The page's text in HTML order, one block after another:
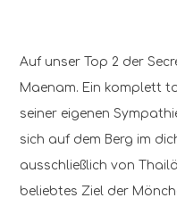
Auf unser Top 2 der
Maenam. Ein komplett
seiner eigenen
sich auf dem Berg im
ausschließlich von
beliebtes Ziel der